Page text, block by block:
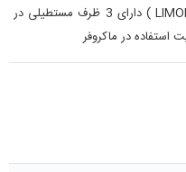
سرویس 6 پارچه ظروف فریزری لیمون ( LIMON ) دارای 3 ظرف مستطیلی در
استفاده در ماکروفر